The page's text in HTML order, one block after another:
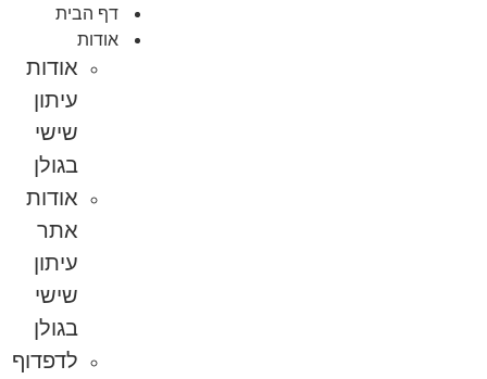
דף הבית
אודות
אודות
עיתון
שישי
בגולן
אודות
אתר
עיתון
שישי
בגולן
לדפדוף